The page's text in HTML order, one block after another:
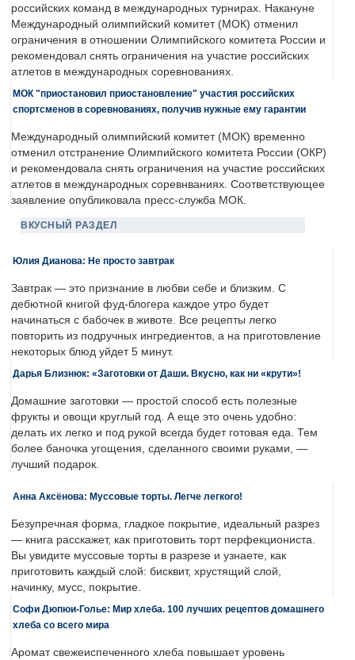
российских команд в международных турнирах. Накануне
Международный олимпийский комитет (МОК) отменил
ограничения в отношении Олимпийского комитета России и
рекомендовал снять ограничения на участие российских
атлетов в международных соревнованиях.
МОК "приостановил приостановление" участия российских
спортсменов в соревнованиях, получив нужные ему гарантии
Международный олимпийский комитет (МОК) временно
отменил отстранение Олимпийского комитета России (ОКР)
и рекомендовала снять ограничения на участие российских
атлетов в международных соревнваниях. Соответствующее
заявление опубликовала пресс-служба МОК.
ВКУСНЫЙ РАЗДЕЛ
Юлия Дианова: Не просто завтрак
Завтрак — это признание в любви себе и близким. С
дебютной книгой фуд-блогера каждое утро будет
начинаться с бабочек в животе. Все рецепты легко
повторить из подручных ингредиентов, а на приготовление
некоторых блюд уйдет 5 минут.
Дарья Близнюк: «Заготовки от Даши. Вкусно, как ни «крути»!
Домашние заготовки — простой способ есть полезные
фрукты и овощи круглый год. А еще это очень удобно:
делать их легко и под рукой всегда будет готовая еда. Тем
более баночка угощения, сделанного своими руками, —
лучший подарок.
Анна Аксёнова: Муссовые торты. Легче легкого!
Безупречная форма, гладкое покрытие, идеальный разрез
— книга расскажет, как приготовить торт перфекциониста.
Вы увидите муссовые торты в разрезе и узнаете, как
приготовить каждый слой: бисквит, хрустящий слой,
начинку, мусс, покрытие.
Софи Дюпюи-Голье: Мир хлеба. 100 лучших рецептов домашнего
хлеба со всего мира
Аромат свежеиспеченного хлеба повышает уровень